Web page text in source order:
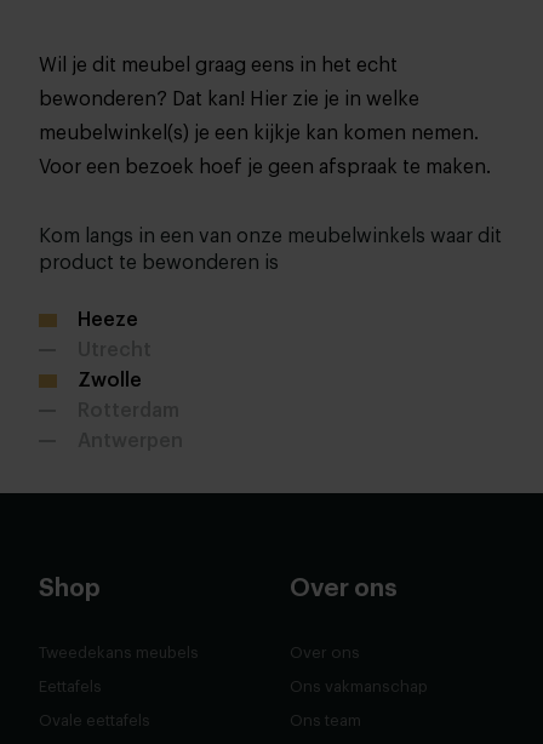
Wil je dit meubel graag eens in het echt
bewonderen? Dat kan! Hier zie je in welke
meubelwinkel(s) je een kijkje kan komen nemen.
Voor een bezoek hoef je geen afspraak te maken.
Kom langs in een van onze meubelwinkels waar dit
product te bewonderen is
Heeze
Zwolle
Shop
Tweedekans meubels
Eettafels
Ovale eettafels
Over ons
Over ons
Ons vakmanschap
Ons team